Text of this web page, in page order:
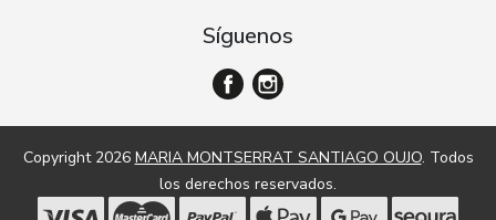
Síguenos
Copyright 2026 MARIA MONTSERRAT SANTIAGO OUJO. Todos
los derechos reservados.